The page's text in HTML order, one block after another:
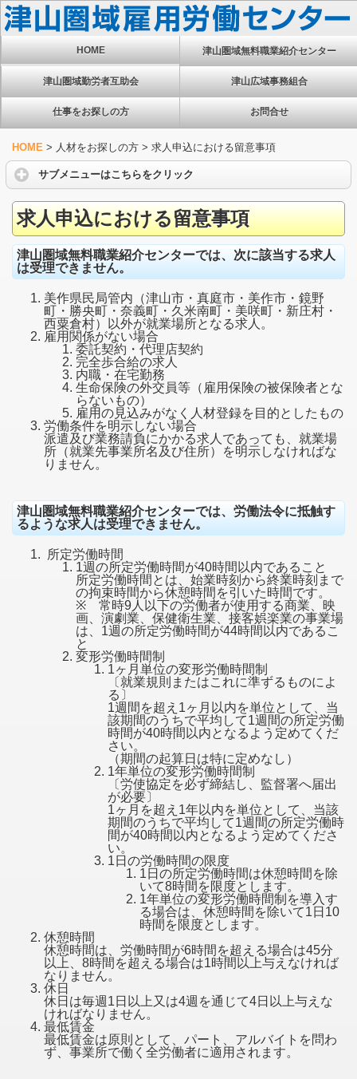
HOME 津山圏域無料職業紹介センター
津山圏域勤労者互助会 津山広域事務組合
仕事をお探しの方 お問合せ
HOME > 人材をお探しの方 > 求人申込における留意事項
サブメニューはこちらをクリック
求人申込における留意事項
津山圏域無料職業紹介センターでは、次に該当する求人
は受理できません。
美作県民局管内（津山市・真庭市・美作市・鏡野
町・勝央町・奈義町・久米南町・美咲町・新庄村・
西粟倉村）以外が就業場所となる求人。
雇用関係がない場合
委託契約・代理店契約
完全歩合給の求人
内職・在宅勤務
生命保険の外交員等（雇用保険の被保険者とな
らないもの）
雇用の見込みがなく人材登録を目的としたもの
労働条件を明示しない場合
派遣及び業務請負にかかる求人であっても、就業場
所（就業先事業所名及び住所）を明示しなければな
りません。
津山圏域無料職業紹介センターでは、労働法令に抵触す
るような求人は受理できません。
所定労働時間
1週の所定労働時間が40時間以内であること
所定労働時間とは、始業時刻から終業時刻まで
の拘束時間から休憩時間を引いた時間です。
※ 常時9人以下の労働者が使用する商業、映
画、演劇業、保健衛生業、接客娯楽業の事業場
は、1週の所定労働時間が44時間以内であるこ
と
変形労働時間制
1ヶ月単位の変形労働時間制
〔就業規則またはこれに準ずるものによ
る〕
1週間を超え1ヶ月以内を単位として、当
該期間のうちで平均して1週間の所定労働
時間が40時間以内となるよう定めてくだ
さい。
（期間の起算日は特に定めなし）
1年単位の変形労働時間制
〔労使協定を必ず締結し、監督署へ届出
が必要〕
1ヶ月を超え1年以内を単位として、当該
期間のうちで平均して1週間の所定労働時
間が40時間以内となるよう定めてくださ
い。
1日の労働時間の限度
1日の所定労働時間は休憩時間を除
いて8時間を限度とします。
1年単位の変形労働時間制を導入す
る場合は、休憩時間を除いて1日10
時間を限度とします。
休憩時間
休憩時間は、労働時間が6時間を超える場合は45分
以上、8時間を超える場合は1時間以上与えなければ
なりません。
休日
休日は毎週1日以上又は4週を通じて4日以上与えな
ければなりません。
最低賃金
最低賃金は原則として、パート、アルバイトを問わ
ず、事業所で働く全労働者に適用されます。